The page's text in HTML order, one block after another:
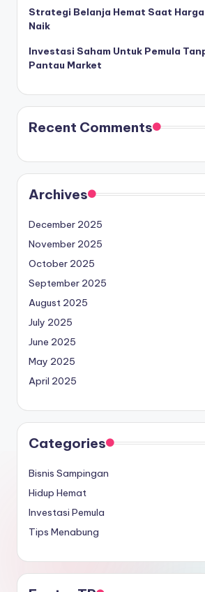
Strategi Belanja Hemat Saat
Naik
Investasi Saham Untuk Pemula
Pantau Market
Recent Comments
Archives
December 2025
November 2025
October 2025
September 2025
August 2025
July 2025
June 2025
May 2025
April 2025
Categories
Bisnis Sampingan
Hidup Hemat
Investasi Pemula
Tips Menabung